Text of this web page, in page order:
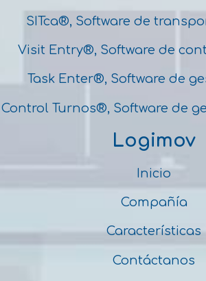
SITca®, Software de
Visit Entry®, Software de
Task Enter®, Software de
Control Turnos®, Software de
Logimov
Inicio
Compañía
Características
Contáctanos